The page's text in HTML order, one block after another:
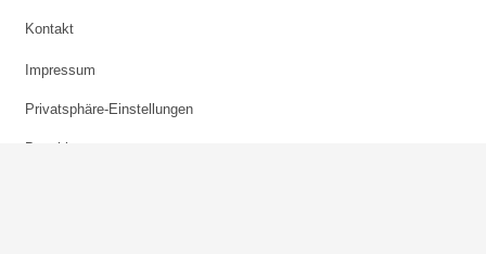
Kontakt
Impressum
Privatsphäre-Einstellungen
Bezahlarten